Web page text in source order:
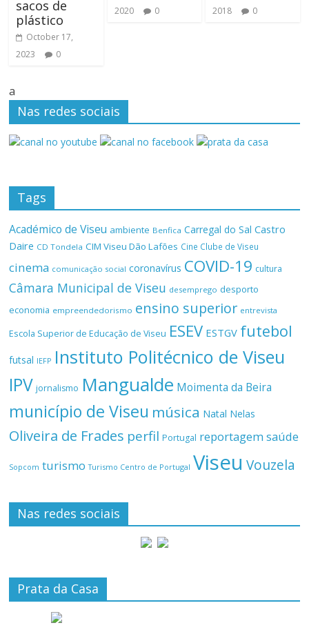
sacos de
plástico
October 17,
2023
0
2020 0 2018 0
a
Nas redes sociais
Tags
Académico de Viseu ambiente Benfica Carregal do Sal Castro
Daire CD Tondela CIM Viseu Dão Lafões Cine Clube de Viseu
cinema comunicação social coronavírus COVID-19 cultura
Câmara Municipal de Viseu desemprego desporto
economia empreendedorismo ensino superior entrevista
Escola Superior de Educação de Viseu ESEV ESTGV futebol
futsal IEFP Instituto Politécnico de Viseu
IPV jornalismo Mangualde Moimenta da Beira
município de Viseu música Natal Nelas
Oliveira de Frades perfil Portugal reportagemsaúde
Sopcom turismo Turismo Centro de Portugal Viseu Vouzela
Nas redes sociais
Prata da Casa